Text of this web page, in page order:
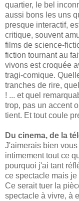
quartier, le bel
aussi bons les uns
presque interactif,
critique, souvent
films de science-
fiction tournant au
vivons est croquée
tragi-comique.
tranches de rire,
! ... et quel
trop, pas un accent
tient. Et tout coule
Du cinema, de la
J'aimerais bien
intimement tout ce
pourquoi j'ai tant
ce spectacle mais
Ce serait tuer la
spectacle à vivre, à